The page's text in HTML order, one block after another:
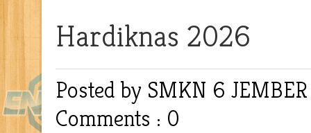
Hardiknas 2026
Posted by SMKN 6
Comments : 0